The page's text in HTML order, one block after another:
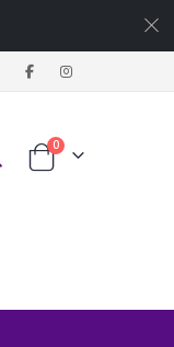
Koszyk
0produkty